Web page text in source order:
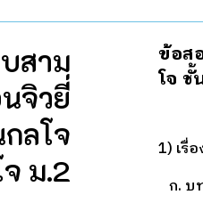
สาม
จิวยี่
ลโจ
ม.2
ข้อส
โจ
1) เรื่
ก. บ